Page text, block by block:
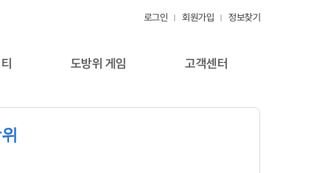
로그인 회원가입 정보찾기
도방위 게임 고객센터